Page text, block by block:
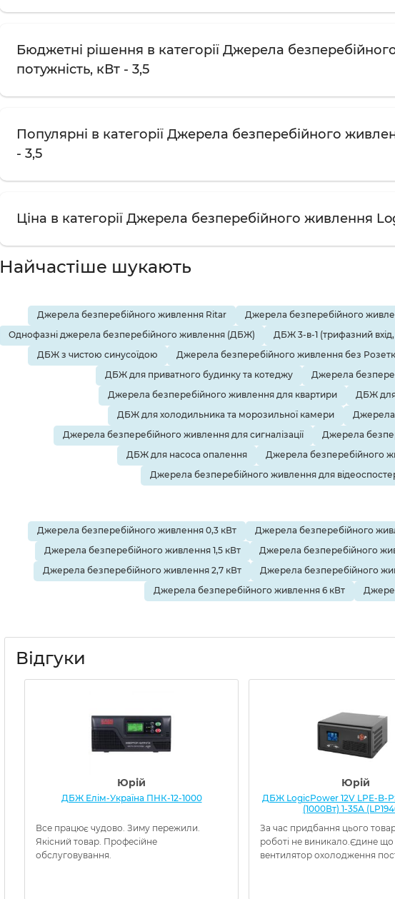
Бюджетні рішення в категорії Джерела
потужність, кВт - 3,5
Популярні в категорії Джерела безперебійного
- 3,5
Ціна в категорії Джерела безперебійного живлення
Найчастіше шукають
Джерела безперебійного живлення Ritar Джерела безперебійного
Однофазні джерела безперебійного живлення (ДБЖ)
ДБЖ 3-в-1 (трифазний
ДБЖ з чистою синусоїдою
Джерела безперебійного живлення без
ДБЖ для приватного будинку та котеджу
Джерела
Джерела безперебійного живлення для квартири
ДБЖ для
ДБЖ для холодильника та морозильної камери
Джерела
Джерела безперебійного живлення для сигналізації
Джерела
ДБЖ для насоса опалення
Джерела безперебійного
Джерела безперебійного живлення для
Джерела безперебійного живлення 0,3 кВт Джерела безперебійного
Джерела безперебійного живлення 1,5 кВт
Джерела безперебійного
Джерела безперебійного живлення 2,7 кВт
Джерела безперебійного
Джерела безперебійного живлення 6 кВт
Відгуки
Юрій
ДБЖ Елім-Україна ПНК-12-1000
Все працює чудово. Зиму пережили.
Якісний товар. Професійне
обслуговування.
Юрій
ДБЖ LogicPower 12V LPE-B-
(1000Вт) 1-35A
За час придбання цього
роботі не виникало.Єдине що
вентилятор охолодження